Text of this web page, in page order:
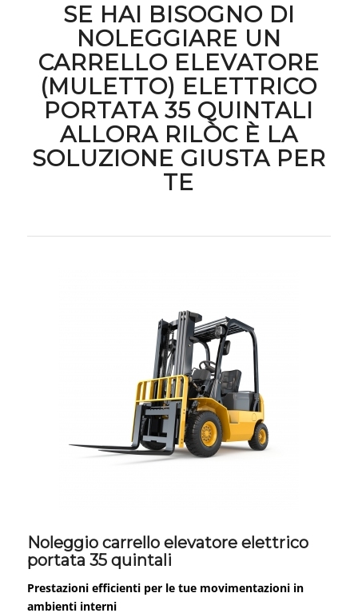
SE HAI BISOGNO DI
NOLEGGIARE UN
CARRELLO ELEVATORE
(MULETTO) ELETTRICO
PORTATA 35 QUINTALI
ALLORA RILÒC È LA
SOLUZIONE GIUSTA PER
TE
Noleggio carrello elevatore elettrico
portata 35 quintali
Prestazioni efficienti per le tue movimentazioni in
ambienti interni